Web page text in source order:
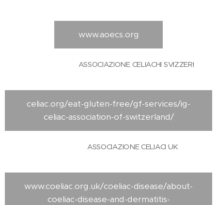
www.aoecs.org
ASSOCIAZIONE CELIACHI SVIZZERI
celiac.org/eat-gluten-free/gf-services/ig-
celiac-association-of-switzerland/
ASSOCIAZIONE CELIACI UK
www.coeliac.org.uk/coeliac-disease/about-
coeliac-disease-and-dermatitis-